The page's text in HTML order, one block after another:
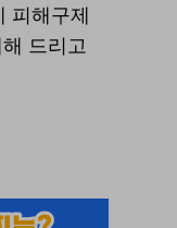
피해구제
드리고